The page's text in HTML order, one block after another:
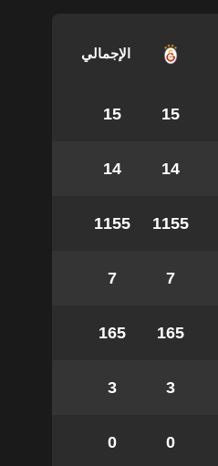
الإجمالي
15
15
14
14
1155
1155
7
7
165
165
3
3
0
0